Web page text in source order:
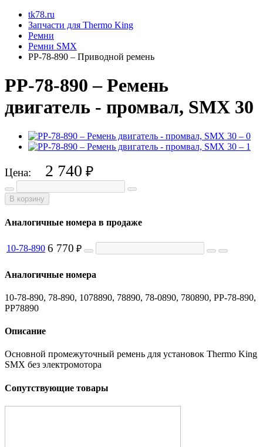
tk78.ru
Запчасти для Thermo King
Ремни
Ремни SMX
PP-78-890 – Приводной ремень
PP-78-890 – Ремень
двигатель - промвал, SMX 30
Цена: 2 740 ₽
В корзину
Аналогичные номера в продаже
10-78-890 6 770 ₽
Аналогичные номера
10-78-890, 78-890, 1078890, 78890, 78-0890, 780890, PP-78-890,
PP78890
Описание
Основной промежуточный ремень для установок Thermo King
SMX без электромотора
Сопутствующие товары